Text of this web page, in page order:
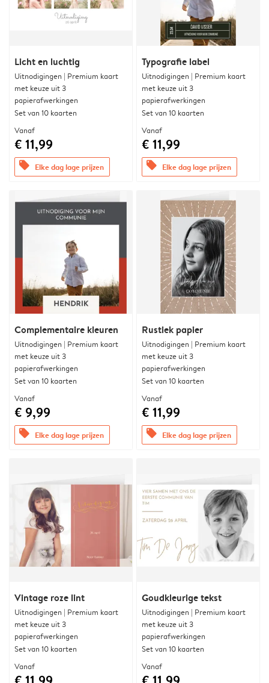
Licht en luchtig
Uitnodigingen | Premium kaart
met keuze uit 3
papierafwerkingen
Set van 10 kaarten
Vanaf
€ 11,99
offers Elke dag lage prijzen
Typografie label
Uitnodigingen | Premium kaart
met keuze uit 3
papierafwerkingen
Set van 10 kaarten
Vanaf
€ 11,99
offers Elke dag lage prijzen
Complementaire kleuren
Uitnodigingen | Premium kaart
met keuze uit 3
papierafwerkingen
Set van 10 kaarten
Vanaf
€ 9,99
offers Elke dag lage prijzen
Rustiek papier
Uitnodigingen | Premium kaart
met keuze uit 3
papierafwerkingen
Set van 10 kaarten
Vanaf
€ 11,99
offers Elke dag lage prijzen
Vintage roze lint
Uitnodigingen | Premium kaart
met keuze uit 3
papierafwerkingen
Set van 10 kaarten
Vanaf
Goudkleurige tekst
Uitnodigingen | Premium kaart
met keuze uit 3
papierafwerkingen
Set van 10 kaarten
Vanaf